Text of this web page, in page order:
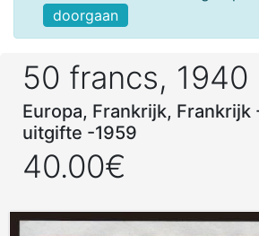
doorgaan
50 francs, 1940
Europa, Frankrijk, Frankrijk
uitgifte -1959
40.00€